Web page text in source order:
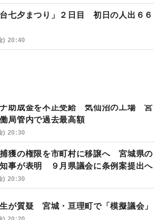
台七夕まつり」２日目 初日の人出６６
) 20:40
ナ助成金を不正受給 気仙沼の工場 宮
局管内で過去最高額
) 20:30
獲の権限を市町村に移譲へ 宮城県の
事が表明 ９月県議会に条例案提出へ
) 20:30
が質疑 宮城・亘理町で「模擬議会」